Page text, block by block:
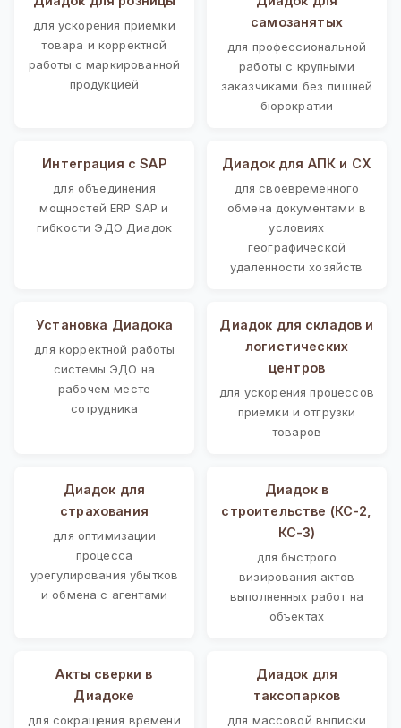
для ускорения приемки
товара и корректной
работы с маркированной
продукцией
самозанятых
для профессиональной
работы с крупными
заказчиками без лишней
бюрократии
Интеграция с SAP
для объединения
мощностей ERP SAP и
гибкости ЭДО Диадок
Диадок для АПК и СХ
для своевременного
обмена документами в
условиях
географической
удаленности хозяйств
Установка Диадока
для корректной работы
системы ЭДО на
рабочем месте
сотрудника
Диадок для складов и
логистических
центров
для ускорения процессов
приемки и отгрузки
товаров
Диадок для
страхования
для оптимизации
процесса
урегулирования убытков
и обмена с агентами
Диадок в
строительстве (КС-2,
КС-3)
для быстрого
визирования актов
выполненных работ на
объектах
Акты сверки в
Диадоке
для сокращения времени
Диадок для
таксопарков
для массовой выписки